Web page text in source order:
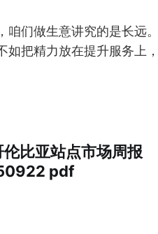
咱们做生意讲究的是长远
如把精力放在提升服务上
比亚站点市场周报
pdf